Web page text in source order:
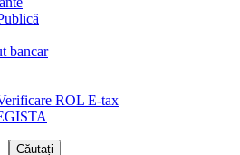
bancar
ROL E-tax